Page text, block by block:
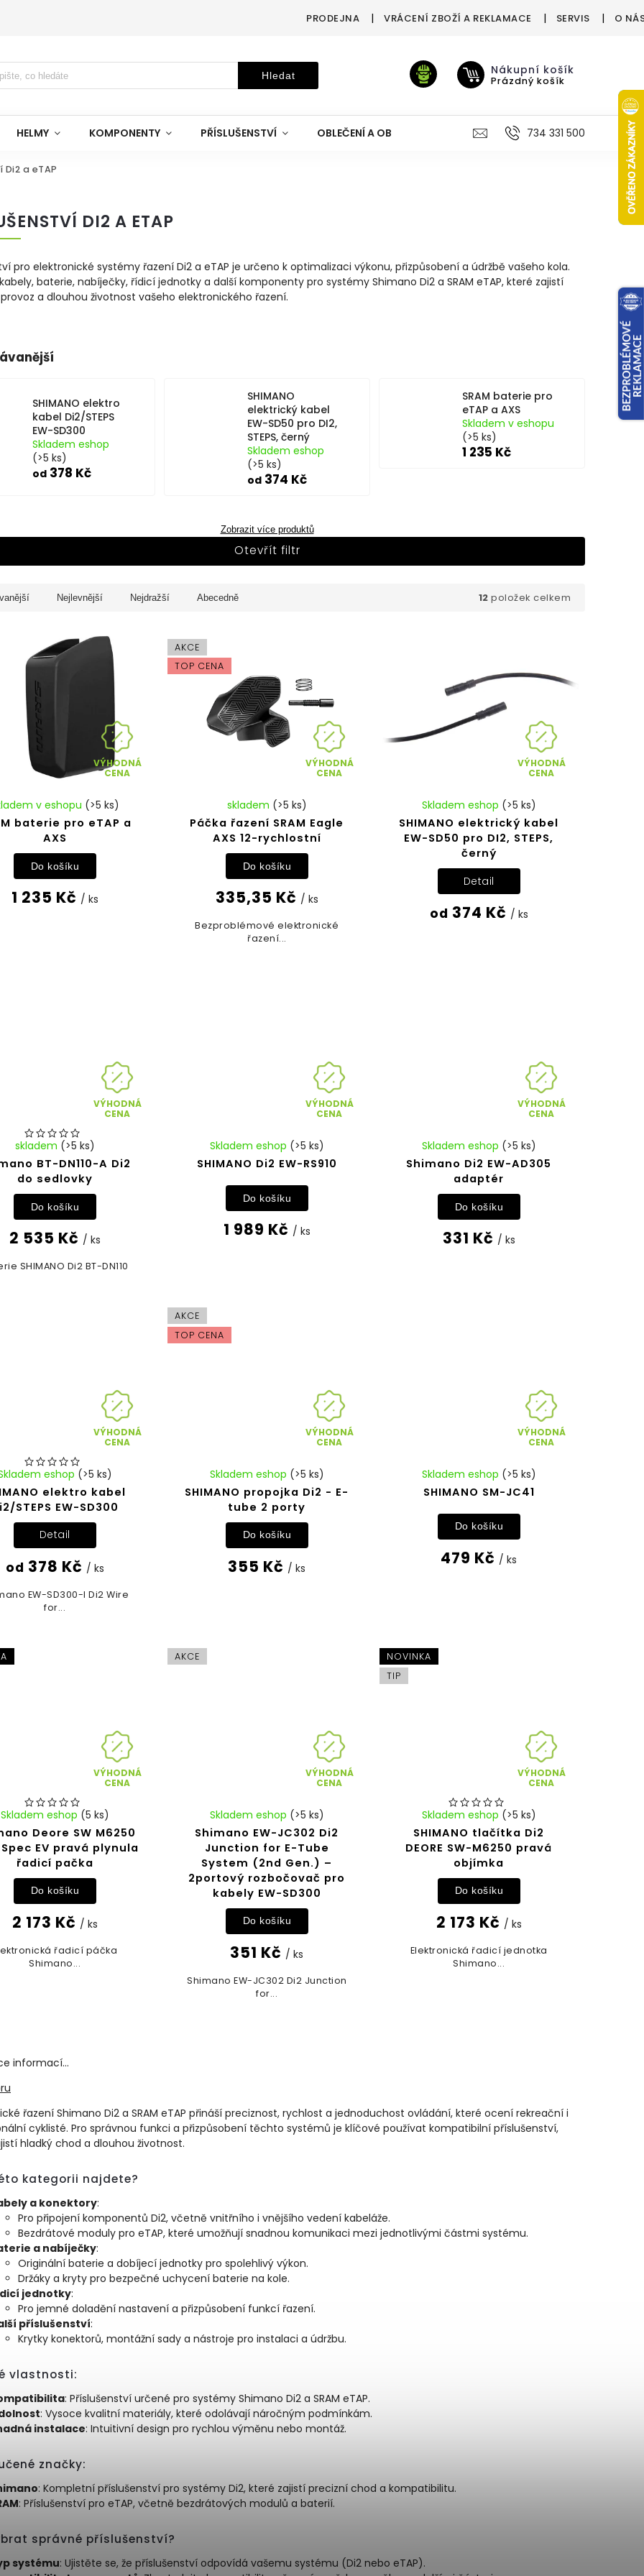
PRODEJNA VRÁCENÍ ZBOŽÍ A REKLAMACE SERVIS O
Hledat Nákupní košík
Prázdný košík
HELMY KOMPONENTY PŘÍSLUŠENSTVÍ OBLEČENÍ A OBUV VÝŽIVA VÝPRODEJ %
734 331 500
a eTAP
DI2 A ETAP
pro elektronické systémy řazení Di2 a eTAP je určeno k optimalizaci výkonu, přizpůsobení a údržbě vašeho kola.
baterie, nabíječky, řídicí jednotky a další komponenty pro systémy Shimano Di2 a SRAM eTAP, které zajistí
a dlouhou životnost vašeho elektronického řazení.
SHIMANO elektro
kabel Di2/STEPS
EW-SD300
Skladem eshop
(>5 ks)
od 378 Kč
SHIMANO
elektrický kabel
EW-SD50 pro DI2,
STEPS, černý
Skladem eshop
(>5 ks)
od374 Kč
SRAM baterie pro
eTAP a AXS
Skladem v eshopu
(>5 ks)
1 235 Kč
Zobrazit více produktů
Otevřít filtr
Nejlevnější Nejdražší Abecedně 12 položek celkem
VÝHODNÁ
CENA
baterie pro eTAP a
AXS
v eshopu (>5 ks)
1 235 Kč / ks
Do košíku
AKCE
TOP CENA
VÝHODNÁ
CENA
Páčka řazení SRAM Eagle
AXS 12-rychlostní
skladem (>5 ks)
335,35 Kč / ks
Do košíku
Bezproblémové elektronické
řazení...
VÝHODNÁ
CENA
SHIMANO elektrický kabel
EW-SD50 pro DI2, STEPS,
černý
Skladem eshop (>5 ks)
od 374 Kč / ks
Detail
VÝHODNÁ
CENA
BT-DN110-A Di2
do sedlovky
skladem (>5 ks)
2 535 Kč / ks
Do košíku
SHIMANO Di2 BT-DN110
VÝHODNÁ
CENA
SHIMANO Di2 EW-RS910
Skladem eshop (>5 ks)
1 989 Kč / ks
Do košíku
VÝHODNÁ
CENA
Shimano Di2 EW-AD305
adaptér
Skladem eshop (>5 ks)
331 Kč / ks
Do košíku
VÝHODNÁ
CENA
elektro kabel
STEPS EW-SD300
eshop (>5 ks)
od 378 Kč / ks
Detail
EW-SD300-I Di2 Wire
for...
AKCE
TOP CENA
VÝHODNÁ
CENA
SHIMANO propojka Di2 - E-
tube 2 porty
Skladem eshop (>5 ks)
355 Kč / ks
Do košíku
VÝHODNÁ
CENA
SHIMANO SM-JC41
Skladem eshop (>5 ks)
479 Kč / ks
Do košíku
VÝHODNÁ
CENA
Deore SW M6250
Spec EV pravá plynula
řadicí pačka
Skladem eshop (5 ks)
2 173 Kč / ks
Do košíku
řadicí páčka
Shimano...
AKCE
VÝHODNÁ
CENA
Shimano EW-JC302 Di2
Junction for E-Tube
System (2nd Gen.) –
2portový rozbočovač pro
kabely EW-SD300
Skladem eshop (>5 ks)
351 Kč / ks
Do košíku
Shimano EW-JC302 Di2 Junction
for...
NOVINKA
TIP
VÝHODNÁ
CENA
SHIMANO tlačítka Di2
DEORE SW-M6250 pravá
objímka
Skladem eshop (>5 ks)
2 173 Kč / ks
Do košíku
Elektronická řadicí jednotka
Shimano...
informací...
řazení Shimano Di2 a SRAM eTAP přináší preciznost, rychlost a jednoduchost ovládání, které ocení rekreační i
cyklisté. Pro správnou funkci a přizpůsobení těchto systémů je klíčové používat kompatibilní příslušenství,
hladký chod a dlouhou životnost.
kategorii najdete?
a konektory:
Pro připojení komponentů Di2, včetně vnitřního i vnějšího vedení kabeláže.
Bezdrátové moduly pro eTAP, které umožňují snadnou komunikaci mezi jednotlivými částmi systému.
a nabíječky:
Originální baterie a dobíjecí jednotky pro spolehlivý výkon.
Držáky a kryty pro bezpečné uchycení baterie na kole.
jednotky:
Pro jemné doladění nastavení a přizpůsobení funkcí řazení.
příslušenství:
Krytky konektorů, montážní sady a nástroje pro instalaci a údržbu.
vlastnosti:
: Příslušenství určené pro systémy Shimano Di2 a SRAM eTAP.
: Vysoce kvalitní materiály, které odolávají náročným podmínkám.
instalace: Intuitivní design pro rychlou výměnu nebo montáž.
značky:
: Kompletní příslušenství pro systémy Di2, které zajistí precizní chod a kompatibilitu.
: Příslušenství pro eTAP, včetně bezdrátových modulů a baterií.
správné příslušenství?
systému: Ujistěte se, že příslušenství odpovídá vašemu systému (Di2 nebo eTAP).